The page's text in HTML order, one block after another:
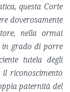
questa Corte
doverosamente
nella ormai
in grado di porre
tutela degli
riconoscimento
paternità del